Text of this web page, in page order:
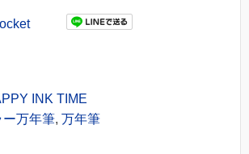
INK TIME
ー万年筆, 万年筆